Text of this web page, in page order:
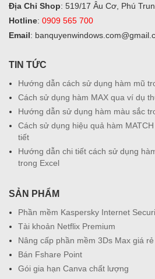
Địa Chỉ Shop: 519/17 Âu Cơ, Phú
Hotline: 0909 565 700
Email:
TIN TỨC
Hướng dẫn cách sử dụng hàm mũ
Cách sử dụng hàm MAX qua ví dụ
Hướng dẫn sử dụng hàm màu sắc
Cách sử dụng hiệu quả hàm
tiết
Hướng dẫn chi tiết cách sử dụng
trong Excel
SẢN PHẨM
Phần mềm Kaspersky Internet
Tài khoản Netflix Premium
Nâng cấp phần mềm 3Ds Max giá rẻ
Bán Fshare Point
Gói gia hạn Canva chất lượng